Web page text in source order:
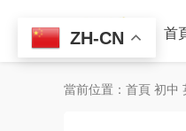
首
當前位置： 首頁 初中
ZH-CN